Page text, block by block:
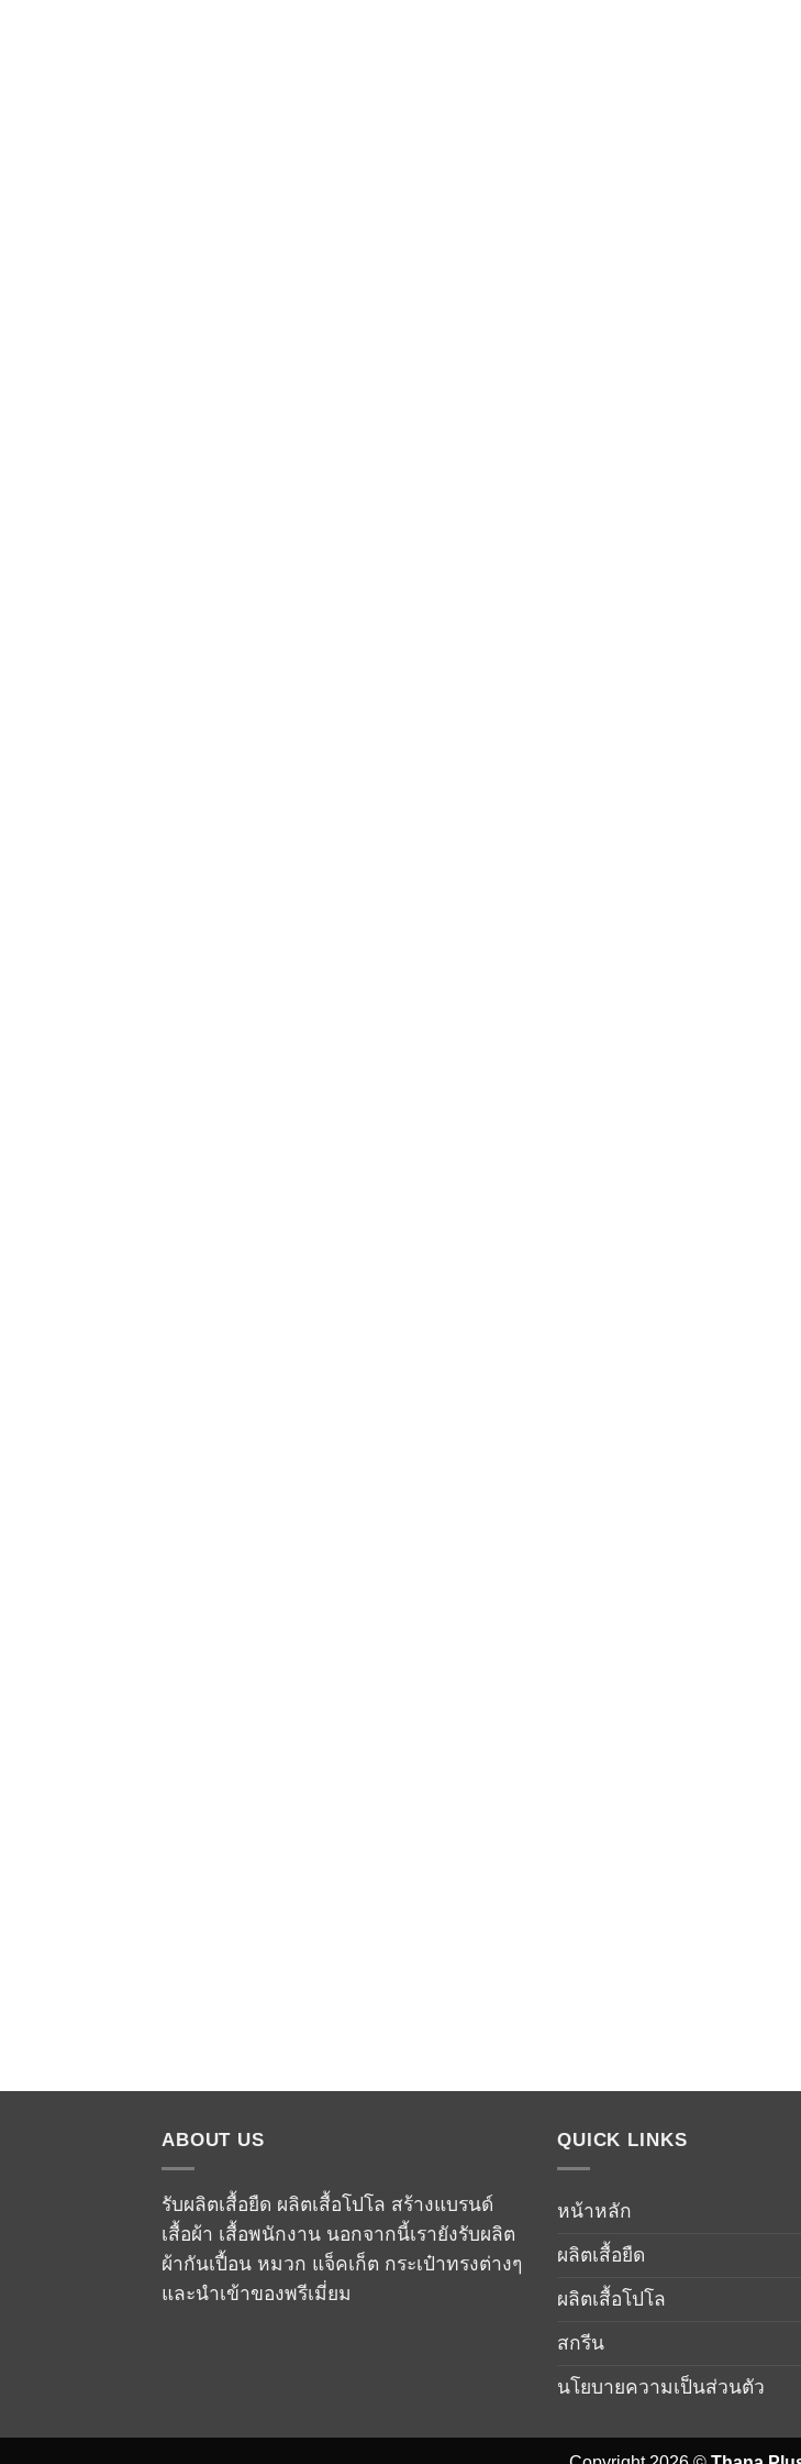
ABOUT US
รับผลิตเสื้อยืด ผลิตเสื้อโปโล สร้างแบรนด์
เสื้อผ้า เสื้อพนักงาน นอกจากนี้เรายังรับผลิต
ผ้ากันเปื้อน หมวก แจ็คเก็ต กระเป๋าทรงต่างๆ
และนำเข้าของพรีเมี่ยม
QUICK LINKS
หน้าหลัก
ผลิตเสื้อยืด
ผลิตเสื้อโปโล
สกรีน
นโยบายความเป็นส่วนตัว